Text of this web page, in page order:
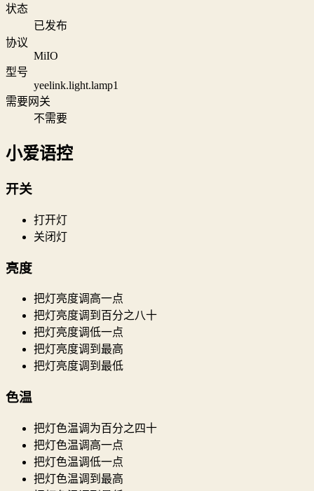
状态
已发布
协议
MiIO
型号
yeelink.light.lamp1
需要网关
不需要
小爱语控
开关
打开灯
关闭灯
亮度
把灯亮度调高一点
把灯亮度调到百分之八十
把灯亮度调低一点
把灯亮度调到最高
把灯亮度调到最低
色温
把灯色温调为百分之四十
把灯色温调高一点
把灯色温调低一点
把灯色温调到最高